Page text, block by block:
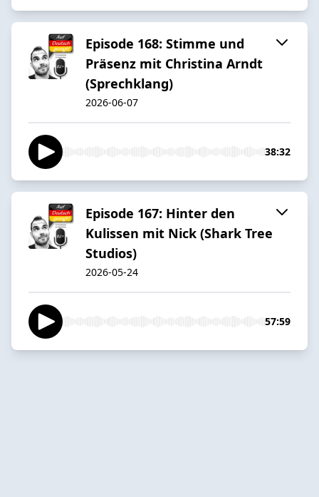
Episode 168: Stimme und
Präsenz mit Christina Arndt
(Sprechklang)
2026-06-07
38:32
Episode 167: Hinter den
Kulissen mit Nick (Shark Tree
Studios)
2026-05-24
57:59